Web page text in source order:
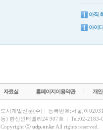
아직
아이
자료실 홈페이지이용약관 개
도시개발신문(주)
등록번호:서울,아
동) 한신인터밸리24 907호
Tel:02-2183-
Copyright ⓒ udp.or.krAll rights reserved.